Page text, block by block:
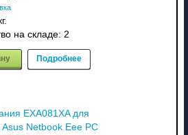
на складе: 2
Подробнее
EXA081XA для
Asus Netbook Eee PC